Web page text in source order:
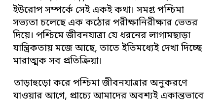
ইউরোপ সম্পর্কে সেই একই কথা। সমগ্র পশ্চিমা
সভ্যতা চলেছে এক কঠোর পরীক্ষানিরীক্ষার ভেতর
দিয়ে। পশ্চিমে জীবনযাত্রা যে ধরনের লাগামছাড়া
যান্ত্রিকতায় মজে আছে, তাতে ইতিমধ্যেই দেখা দিচ্ছে
মারাত্মক সব প্রতিক্রিয়া।
তাড়াহুড়ো করে পশ্চিমা জীবনযাত্রার অনুকরণে
যাওয়ার আগে, প্রাচ্যে আমাদের অবশ্যই একান্তভাবে